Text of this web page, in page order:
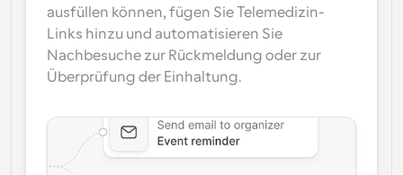
ausfüllen können, fügen Sie Telemedizin-
Links hinzu und automatisieren Sie
Nachbesuche zur Rückmeldung oder zur
Überprüfung der Einhaltung.